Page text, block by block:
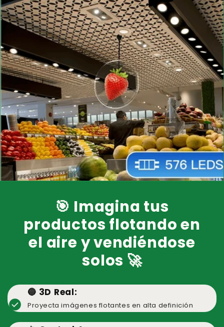
🎯 Imagina tus
productos flotando en
el aire y vendiéndose
solos 🚀
check_circle
🔵 3D Real:
Proyecta imágenes flotantes en alta definición